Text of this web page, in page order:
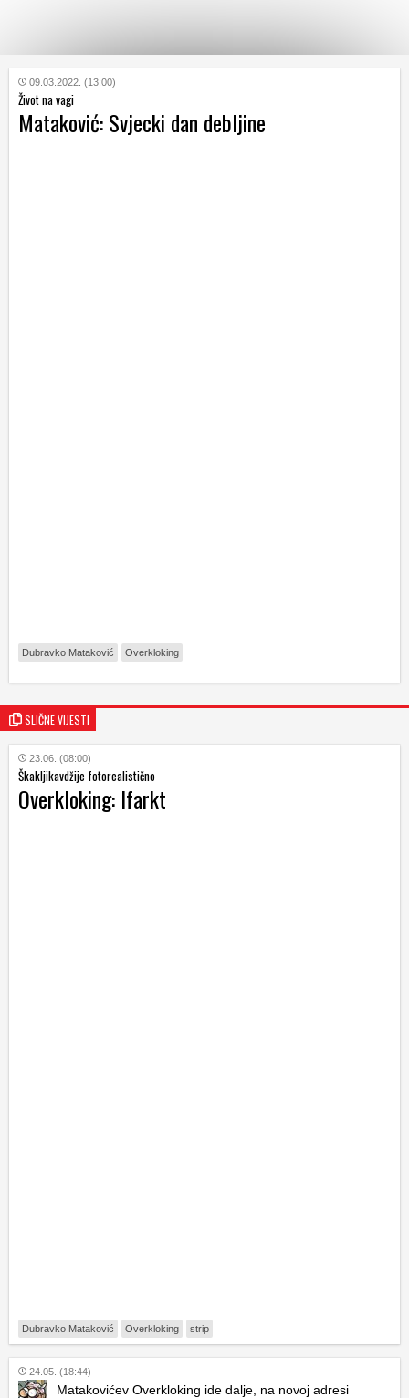
KATEGORIJE
HRVATSKI
09.03.2022. (13:00)
Život na vagi
Mataković: Svjecki dan debljine
Dubravko Mataković Overkloking
SLIČNE VIJESTI
23.06. (08:00)
Škakljikavdžije fotorealistično
Overkloking: Ifarkt
Dubravko Mataković Overkloking strip
24.05. (18:44)
Matakovićev Overkloking ide dalje, na novoj adresi